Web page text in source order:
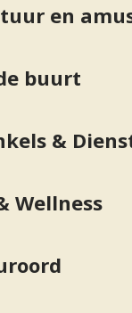
en
buurt
&
Wellness
38410